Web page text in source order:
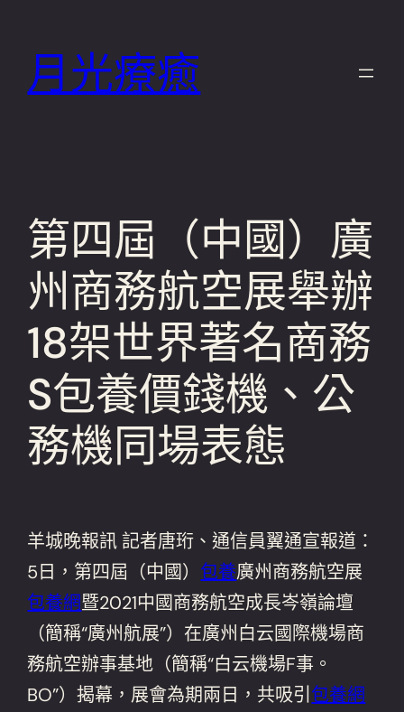
月光療癒
第四屆（中國）廣
州商務航空展舉辦
18架世界著名商務
S包養價錢機、公
務機同場表態
羊城晚報訊 記者唐珩、通信員翼通宣報道：
5日，第四屆（中國） 包養廣州商務航空展
包養網暨2021中國商務航空成長岑嶺論壇
（簡稱“廣州航展”）在廣州白云國際機場商
務航空辦事基地（簡稱“白云機場F事。
BO”）揭幕，展會為期兩日，共吸引 包養網